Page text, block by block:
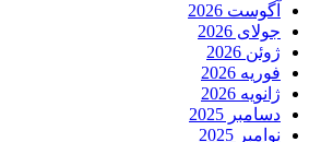
آگوست 2026
جولای 2026
ژوئن 2026
فوریه 2026
ژانویه 2026
دسامبر 2025
نوامبر 2025